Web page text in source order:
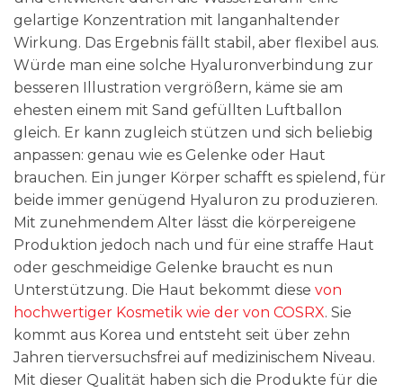
gelartige Konzentration mit langanhaltender
Wirkung. Das Ergebnis fällt stabil, aber flexibel aus.
Würde man eine solche Hyaluronverbindung zur
besseren Illustration vergrößern, käme sie am
ehesten einem mit Sand gefüllten Luftballon
gleich. Er kann zugleich stützen und sich beliebig
anpassen: genau wie es Gelenke oder Haut
brauchen. Ein junger Körper schafft es spielend, für
beide immer genügend Hyaluron zu produzieren.
Mit zunehmendem Alter lässt die körpereigene
Produktion jedoch nach und für eine straffe Haut
oder geschmeidige Gelenke braucht es nun
Unterstützung. Die Haut bekommt diese von
hochwertiger Kosmetik wie der von COSRX. Sie
kommt aus Korea und entsteht seit über zehn
Jahren tierversuchsfrei auf medizinischem Niveau.
Mit dieser Qualität haben sich die Produkte für die